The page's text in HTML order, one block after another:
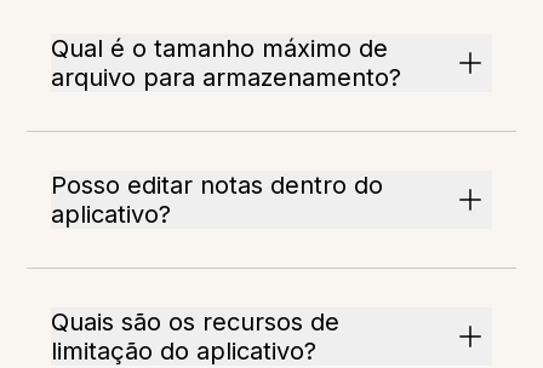
Qual é o tamanho máximo de
arquivo para armazenamento?
Posso editar notas dentro do
aplicativo?
Quais são os recursos de
limitação do aplicativo?